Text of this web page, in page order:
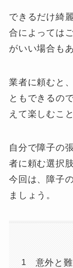
できるだけ綺
合によっては
がいい場合も
業者に頼むと
ともできるの
えて楽しむこ
自分で障子の
者に頼む選択
今回は、障子
ましょう。
意外と